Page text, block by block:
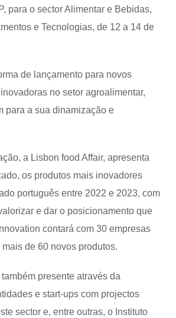
para o sector Alimentar e Bebidas,
e Tecnologias, de 12 a 14 de
de lançamento para novos
no setor agroalimentar,
para a sua dinamização e
a Lisbon food Affair, apresenta
os produtos mais inovadores
português entre 2022 e 2023, com
e dar o posicionamento que
contará com 30 empresas
de 60 novos produtos.
presente através da
e start-ups com projectos
sector e, entre outras, o Instituto